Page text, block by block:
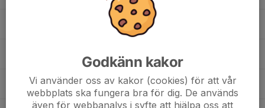
88. Simon Agebrink
67. Totte Vejkabo
Godkänn kakor
Vi använder oss av kakor (cookies) för att vår
webbplats ska fungera bra för dig. De används
även för webbanalys i syfte att hjälpa oss att